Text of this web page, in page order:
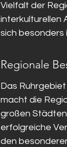
Vielfalt der
interkulturellen
sich besonders
Regionale
Das
macht die
großen
erfolgreiche
den